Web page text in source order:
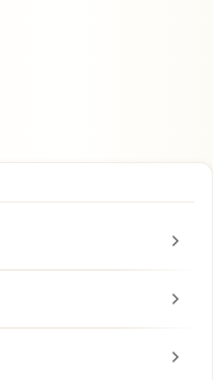
chevron_right
chevron_right
chevron_right